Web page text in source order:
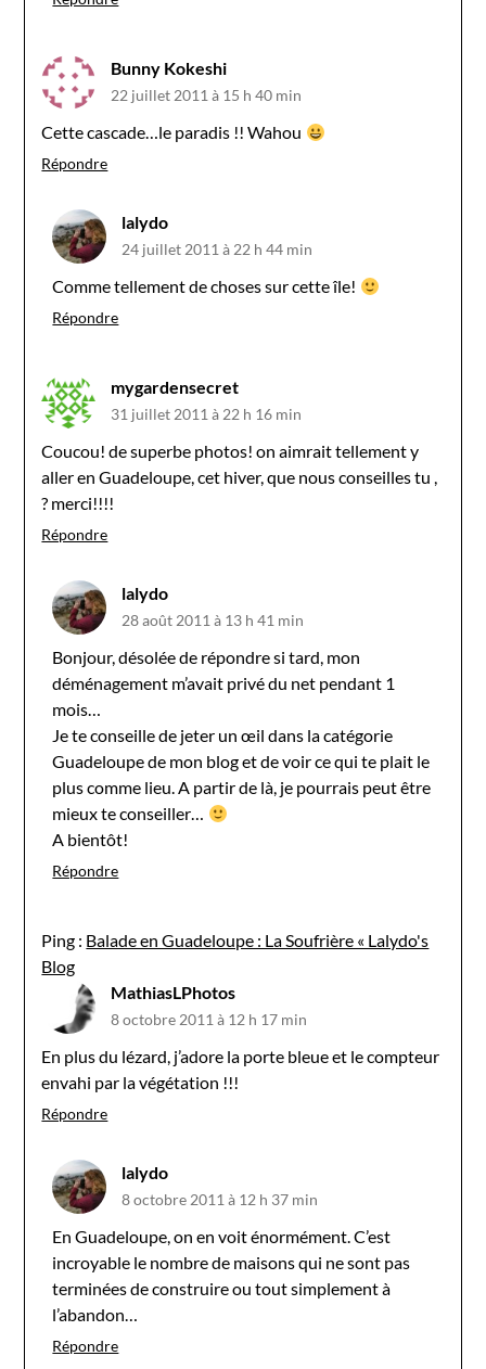
Bunny Kokeshi
22 juillet 2011 à 15 h 40 min
Cette cascade…le paradis !! Wahou
Répondre
lalydo
24 juillet 2011 à 22 h 44 min
Comme tellement de choses sur cette île!
Répondre
mygardensecret
31 juillet 2011 à 22 h 16 min
Coucou! de superbe photos! on aimrait tellement y
aller en Guadeloupe, cet hiver, que nous conseilles tu ,
? merci!!!!
Répondre
lalydo
28 août 2011 à 13 h 41 min
Bonjour, désolée de répondre si tard, mon
déménagement m’avait privé du net pendant 1
mois…
Je te conseille de jeter un œil dans la catégorie
Guadeloupe de mon blog et de voir ce qui te plait le
plus comme lieu. A partir de là, je pourrais peut être
mieux te conseiller…
A bientôt!
Répondre
Ping : Balade en Guadeloupe : La Soufrière « Lalydo's
Blog
MathiasLPhotos
8 octobre 2011 à 12 h 17 min
En plus du lézard, j’adore la porte bleue et le compteur
envahi par la végétation !!!
Répondre
lalydo
8 octobre 2011 à 12 h 37 min
En Guadeloupe, on en voit énormément. C’est
incroyable le nombre de maisons qui ne sont pas
terminées de construire ou tout simplement à
l’abandon…
Répondre